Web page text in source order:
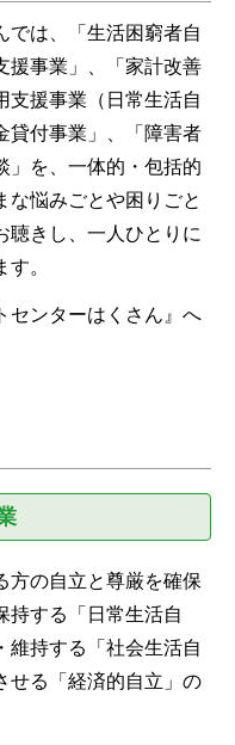
では、「生活困窮者自
援事業」、「家計改善
支援事業（日常生活自
貸付事業」、「障害者
」を、一体的・包括的
な悩みごとや困りごと
聴きし、一人ひとりに
。
センターはくさん』へ
方の自立と尊厳を確保
持する「日常生活自
維持する「社会生活自
せる「経済的自立」の